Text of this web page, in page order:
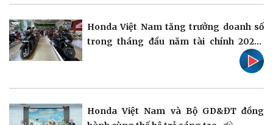
Thể thao
Lịch thi đấu bóng đá
eSports
Xe máy
Honda Việt Nam tăng trưởng doanh số
trong tháng đầu năm tài chính 2025-
Honda Việt Nam và Bộ GD&ĐT đồng